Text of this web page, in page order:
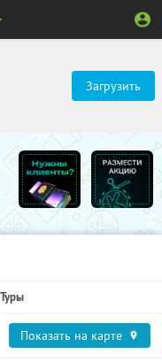
Загрузить
Туры
Показать на карте